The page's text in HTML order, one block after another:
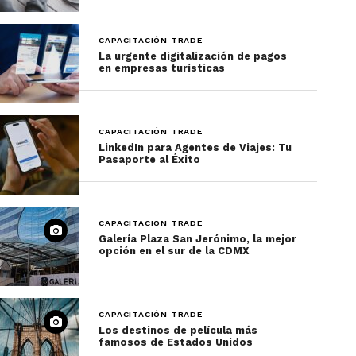
de barrancos, escalada en roca y observación del
cielo.
Tip: toma el recorrido gratuito en autobús
conocer sus puntos de interés
Parque nacional de
Yellowstone, en Wyoming,
Montana e Idaho
CAPACITACIÓN TRADE
La urgente digitalización de pagos
en empresas turísticas
CAPACITACIÓN TRADE
LinkedIn para Agentes de Viajes: Tu
Pasaporte al Éxito
CAPACITACIÓN TRADE
Galería Plaza San Jerónimo, la mejor
opción en el sur de la CDMX
CAPACITACIÓN TRADE
Los destinos de película más
famosos de Estados Unidos